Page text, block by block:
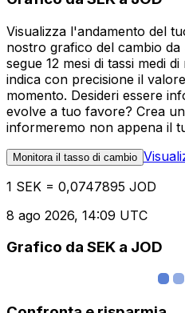
Visualizza l'andamento del
nostro grafico del cambio
segue 12 mesi di tassi medi
indica con precisione il
momento. Desideri essere
evolve a tuo favore? Crea
informeremo non appena il
Monitora il tasso di cambio
1 SEK = 0,0747895 JOD
8 ago 2026, 14:09 UTC
Grafico da SEK a JOD